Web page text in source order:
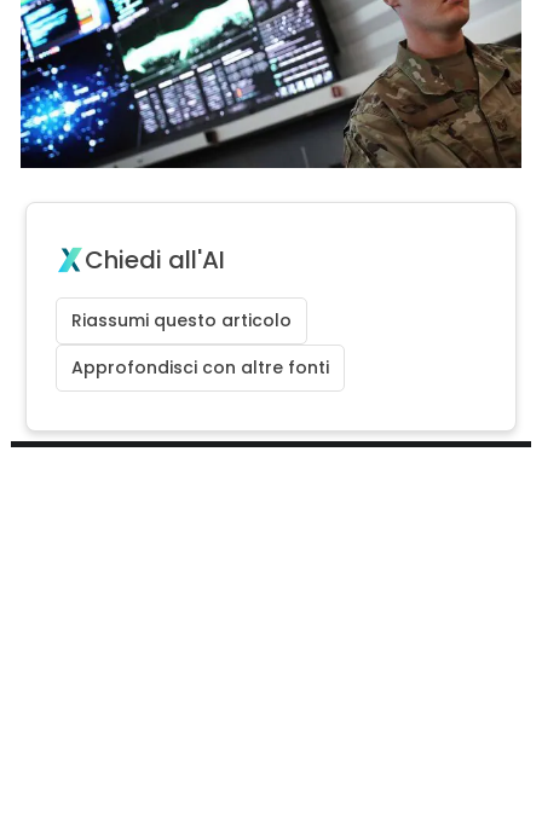
Chiedi all'AI
Riassumi questo articolo
Approfondisci con altre fonti